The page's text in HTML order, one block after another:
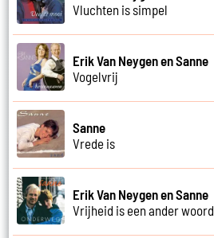
Vluchten is simpel
Erik Van Neygen en Sanne
Vogelvrij
Sanne
Vrede is
Erik Van Neygen en Sanne
Vrijheid is een ander woord